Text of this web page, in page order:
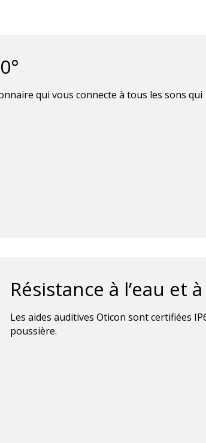
qui vous connecte à tous les sons qui
Résistance à l’eau et
Les aides auditives Oticon sont certifiées
poussière.